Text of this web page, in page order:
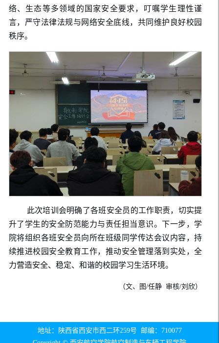
络、生态等多领域的国家安全要求，叮嘱学生理性谨
言，严守法律法规与网络安全底线，共同维护良好校园
秩序。
此次培训会明确了各班安全员的工作职责，切实提
升了学生的安全防范能力与责任担当意识。下一步，学
院将组织各班安全员向所在班级同学传达会议内容，持
续推进校园安全教育工作，推动安全管理落到实处，全
力营造安全、稳定、和谐的校园学习生活环境。
（文、图/任静 审核/刘欣）
地址：陕西省西安市西二环259号 邮编：710077